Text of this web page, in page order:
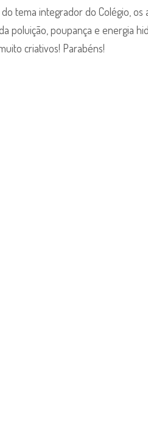
tema integrador do Colégio, os
poluição, poupança e energia
criativos! Parabéns!